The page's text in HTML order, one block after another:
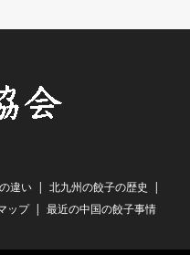
違い
北九州の餃子の歴史
ップ 最近の中国の餃子事情